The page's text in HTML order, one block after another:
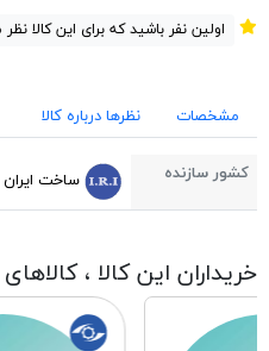
اولین نفر باشید که برای این کالا
مشخصات نظرها درباره کالا
کشور سازنده ساخت ایران
خریداران این کالا ،